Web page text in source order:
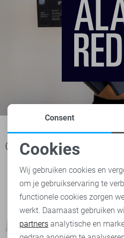
Ook het bekijken waard
Noodzakelijke cookies
Personalisatie cookies
Analytische cookies
Consent
Cookies
Wij gebruiken cookies en
om je gebruikservaring te
functionele cookies zorgen
werkt. Daarnaast gebruiken
partners analytische en